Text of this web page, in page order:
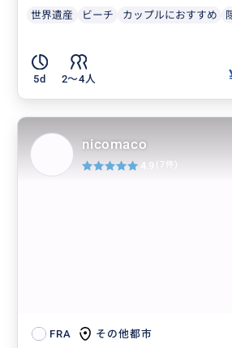
世界遺産 ビーチ カップルにおすすめ
5d 2〜4人
FRA その他都市
nicomaco
4.9 (7件)